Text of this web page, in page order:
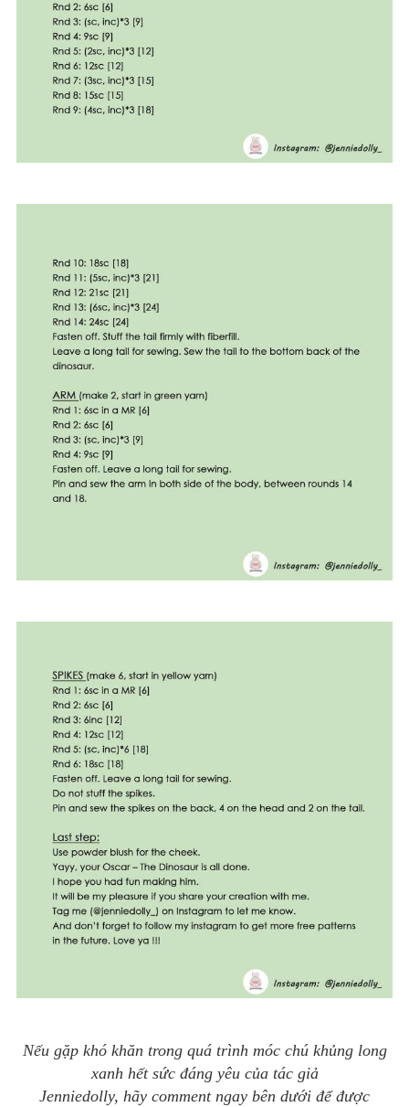
Nếu gặp khó khăn trong quá trình móc chú khủng long
xanh hết sức đáng yêu của tác giả
Jenniedolly, hãy comment ngay bên dưới để được